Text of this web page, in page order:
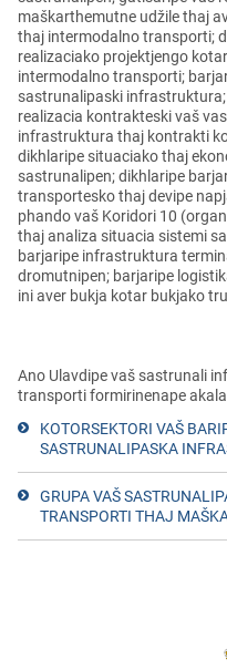
maškarthemutne udžile thaj
thaj intermodalno transporti;
realizaciako projektjengo
intermodalno transporti;
sastrunalipaski
realizacia kontrakteski vaš
infrastruktura thaj kontrakti
dikhlaripe situaciako thaj
sastrunalipen; dikhlaripe
transportesko thaj devipe
phando vaš Koridori 10
thaj analiza situacia sistemi
barjaripe infrastruktura
dromutnipen; barjaripe
ini aver bukja kotar bukjako
Ano Ulavdipe vaš sastrunali
transporti formirinenape
KOTORSEKTORI VAŠ
SASTRUNALIPASKA
GRUPA VAŠ
TRANSPORTI THAJ